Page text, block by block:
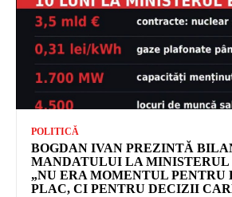
POLITICĂ
BOGDAN IVAN PREZINTĂ
MANDATULUI LA MINISTERUL
„NU ERA MOMENTUL
PLAC, CI PENTRU DECIZII